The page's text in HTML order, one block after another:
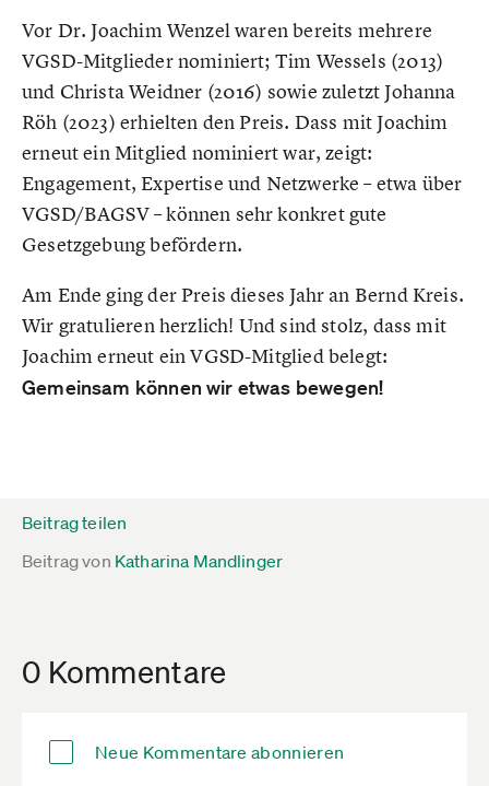
Vor Dr. Joachim Wenzel waren bereits mehrere
VGSD-Mitglieder nominiert; Tim Wessels (2013)
und Christa Weidner (2016) sowie zuletzt Johanna
Röh (2023) erhielten den Preis. Dass mit Joachim
erneut ein Mitglied nominiert war, zeigt:
Engagement, Expertise und Netzwerke – etwa über
VGSD/BAGSV – können sehr konkret gute
Gesetzgebung befördern.
Am Ende ging der Preis dieses Jahr an Bernd Kreis.
Wir gratulieren herzlich! Und sind stolz, dass mit
Joachim erneut ein VGSD-Mitglied belegt:
Gemeinsam können wir etwas bewegen!
Beitrag teilen
Beitrag von Katharina Mandlinger
0 Kommentare
Neue Kommentare abonnieren